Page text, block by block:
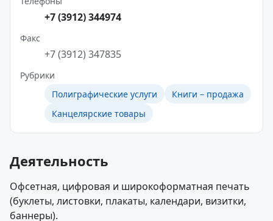
+7 (3912) 344974
Факс
+7 (3912) 347835
Рубрики
Полиграфические услуги
Книги – продажа
Канцелярские товары
Деятельность
Офсетная, цифровая и широкоформатная печать
(буклеты, листовки, плакаты, календари, визитки,
баннеры).